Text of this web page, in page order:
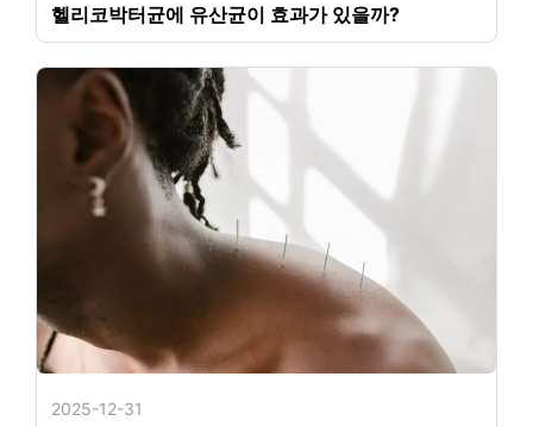
헬리코박터균에 유산균이 효과가 있을까?
2025-12-31